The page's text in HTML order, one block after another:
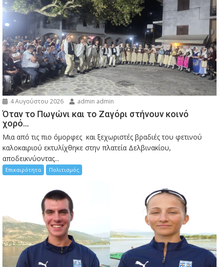
4 Αυγούστου 2026 admin admin
Όταν το Πωγώνι και το Ζαγόρι στήνουν κοινό
χορό…
Μια από τις πιο όμορφες και ξεχωριστές βραδιές του φετινού
καλοκαιριού εκτυλίχθηκε στην πλατεία Δελβινακίου,
αποδεικνύοντας...
Επικαιρότητα Πολιτισμός